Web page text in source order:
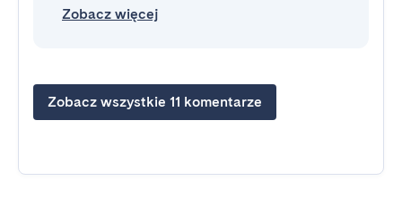
Zobacz więcej
Zobacz wszystkie 11 komentarze